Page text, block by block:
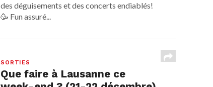
des déguisements et des concerts endiablés!
🥳 Fun assuré...
SORTIES
Que faire à Lausanne ce